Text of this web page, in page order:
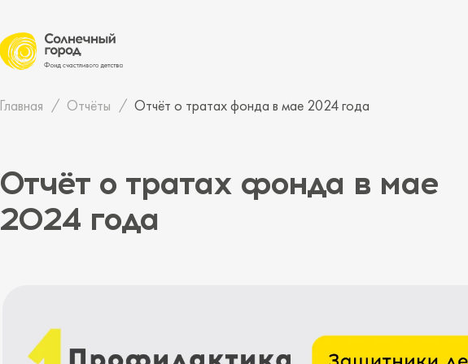
Главная Отчёты Отчёт о тратах фонда в мае 2024 года
Отчёт о тратах фонда в мае
2024 года